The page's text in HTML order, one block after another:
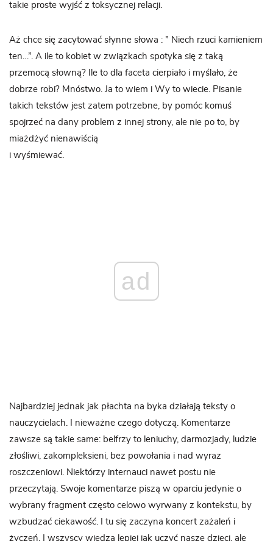
takie proste wyjść z toksycznej relacji.
Aż chce się zacytować słynne słowa : ” Niech rzuci kamieniem
ten…”. A ile to kobiet w związkach spotyka się z taką
przemocą słowną? Ile to dla faceta cierpiało i myślało, że
dobrze robi? Mnóstwo. Ja to wiem i Wy to wiecie. Pisanie
takich tekstów jest zatem potrzebne, by pomóc komuś
spojrzeć na dany problem z innej strony, ale nie po to, by
miażdżyć nienawiścią
i wyśmiewać.
ad
Najbardziej jednak jak płachta na byka działają teksty o
nauczycielach. I nieważne czego dotyczą. Komentarze
zawsze są takie same: belfrzy to leniuchy, darmozjady, ludzie
złośliwi, zakompleksieni, bez powołania i nad wyraz
roszczeniowi. Niektórzy internauci nawet postu nie
przeczytają. Swoje komentarze piszą w oparciu jedynie o
wybrany fragment często celowo wyrwany z kontekstu, by
wzbudzać ciekawość. I tu się zaczyna koncert zażaleń i
życzeń. I wszyscy wiedzą lepiej jak uczyć nasze dzieci, ale